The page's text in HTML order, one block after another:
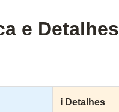
e Detalhes
ℹ Detalhes